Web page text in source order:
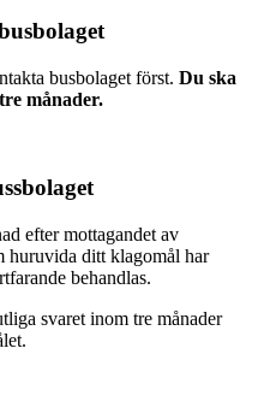
busbolaget först. Du ska
månader.
efter mottagandet av
huruvida ditt klagomål har
behandlas.
svaret inom tre månader